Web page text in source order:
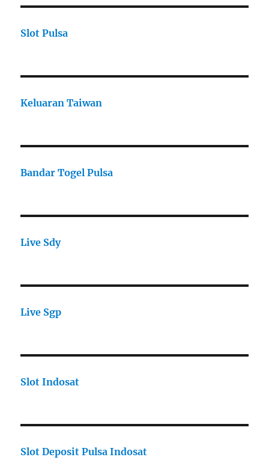
Slot Pulsa
Keluaran Taiwan
Bandar Togel Pulsa
Live Sdy
Live Sgp
Slot Indosat
Slot Deposit Pulsa Indosat